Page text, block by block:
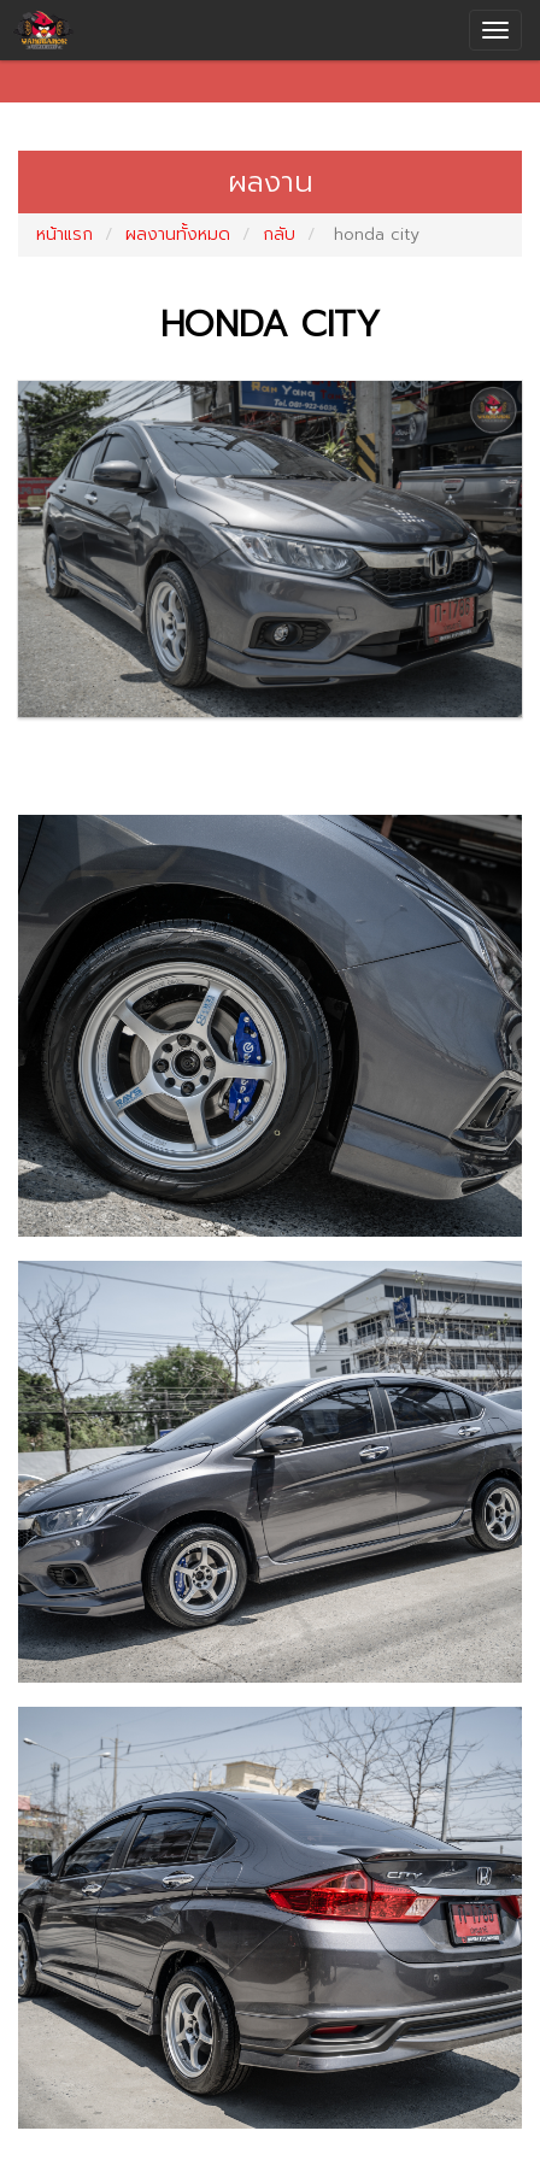
ผลงาน
หน้าแรก ผลงานทั้งหมด กลับ honda city
HONDA CITY